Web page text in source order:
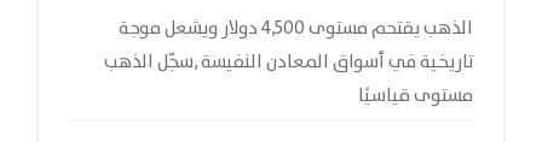
الذهب يقتحم مستوى 4,500 دولار ويشعل موجة
تاريخية في أسواق المعادن النفيسة ,سجّل الذهب
مستوى قياسيًا